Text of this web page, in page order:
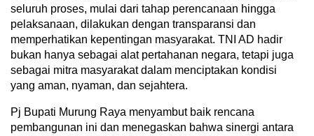
seluruh proses, mulai dari tahap perencanaan hingga
pelaksanaan, dilakukan dengan transparansi dan
memperhatikan kepentingan masyarakat. TNI AD hadir
bukan hanya sebagai alat pertahanan negara, tetapi juga
sebagai mitra masyarakat dalam menciptakan kondisi
yang aman, nyaman, dan sejahtera.
Pj Bupati Murung Raya menyambut baik rencana
pembangunan ini dan menegaskan bahwa sinergi antara